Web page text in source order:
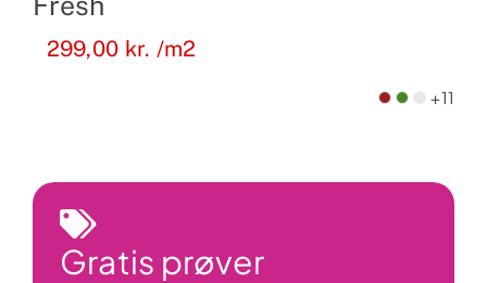
299,00 kr. /m2
+11
Gratis prøver